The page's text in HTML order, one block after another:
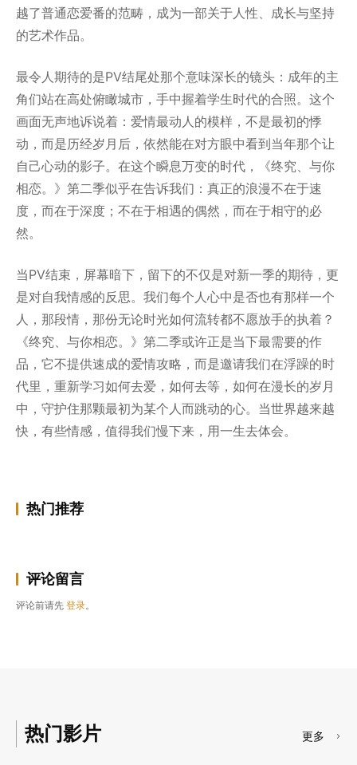
越了普通恋爱番的范畴，成为一部关于人性、成长与坚持
的艺术作品。
最令人期待的是PV结尾处那个意味深长的镜头：成年的主
角们站在高处俯瞰城市，手中握着学生时代的合照。这个
画面无声地诉说着：爱情最动人的模样，不是最初的悸
动，而是历经岁月后，依然能在对方眼中看到当年那个让
自己心动的影子。在这个瞬息万变的时代，《终究、与你
相恋。》第二季似乎在告诉我们：真正的浪漫不在于速
度，而在于深度；不在于相遇的偶然，而在于相守的必
然。
当PV结束，屏幕暗下，留下的不仅是对新一季的期待，更
是对自我情感的反思。我们每个人心中是否也有那样一个
人，那段情，那份无论时光如何流转都不愿放手的执着？
《终究、与你相恋。》第二季或许正是当下最需要的作
品，它不提供速成的爱情攻略，而是邀请我们在浮躁的时
代里，重新学习如何去爱，如何去等，如何在漫长的岁月
中，守护住那颗最初为某个人而跳动的心。当世界越来越
快，有些情感，值得我们慢下来，用一生去体会。
热门推荐
评论留言
评论前请先 登录。
热门影片 更多